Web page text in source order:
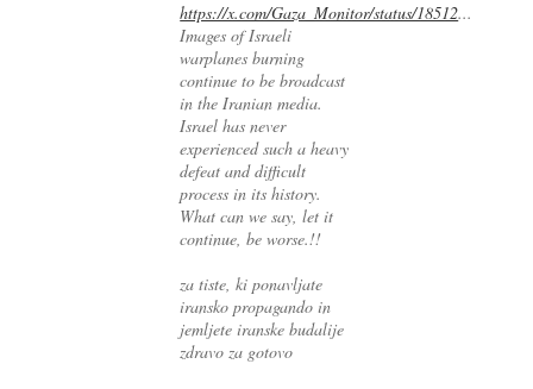
https://x.com/Gaza_Monitor/status/18512...
Images of Israeli
warplanes burning
continue to be broadcast
in the Iranian media.
Israel has never
experienced such a heavy
defeat and difficult
process in its history.
What can we say, let it
continue, be worse.!!
za tiste, ki ponavljate
iransko propagando in
jemljete iranske budalije
zdravo za gotovo